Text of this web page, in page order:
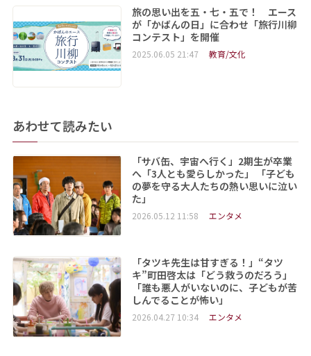
旅の思い出を五・七・五で！ エース
が「かばんの日」に合わせ「旅行川柳
コンテスト」を開催
2025.06.05 21:47 教育/文化
あわせて読みたい
「サバ缶、宇宙へ行く」2期生が卒業
へ「3人とも愛らしかった」 「子ども
の夢を守る大人たちの熱い思いに泣い
た」
2026.05.12 11:58 エンタメ
「タツキ先生は甘すぎる！」“タツ
キ”町田啓太は「どう救うのだろう」
「誰も悪人がいないのに、子どもが苦
しんでることが怖い」
2026.04.27 10:34 エンタメ